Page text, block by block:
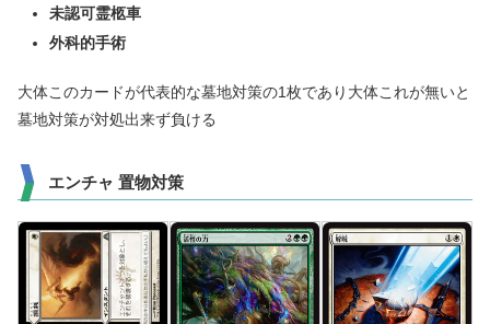
未認可霊柩車
外科的手術
大体このカードが代表的な墓地対策の1枚であり大体これが無いと
墓地対策が対処出来ず負ける
エンチャ 置物対策